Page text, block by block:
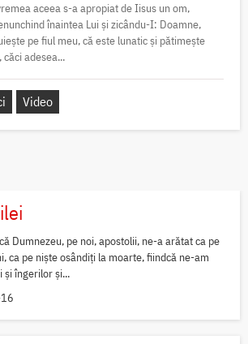
aceea s-a apropiat de Iisus un om,
înaintea Lui și zicându-I: Doamne,
pe fiul meu, că este lunatic și pătimește
căci adesea...
Video
Dumnezeu, pe noi, apostolii, ne-a arătat ca pe
ca pe niște osândiți la moarte, fiindcă ne-am
și îngerilor și...